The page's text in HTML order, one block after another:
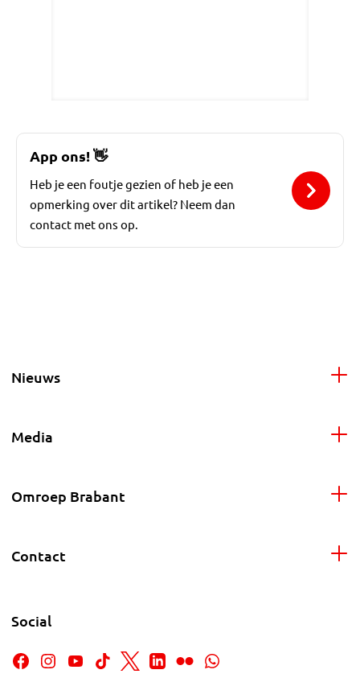
App ons!👋
Heb je een foutje gezien of heb je een
opmerking over dit artikel? Neem dan
contact met ons op.
Nieuws
Media
Omroep Brabant
Contact
Social